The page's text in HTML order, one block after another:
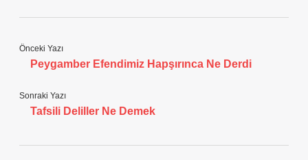
Önceki Yazı
Peygamber Efendimiz Hapşırınca Ne Derdi
Sonraki Yazı
Tafsili Deliller Ne Demek